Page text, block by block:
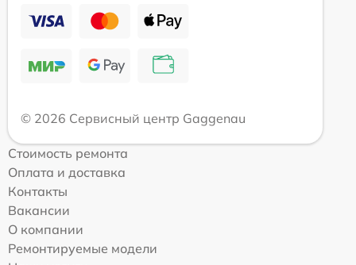
© 2026 Сервисный центр Gaggenau
Стоимость ремонта
Оплата и доставка
Контакты
Вакансии
О компании
Ремонтируемые модели